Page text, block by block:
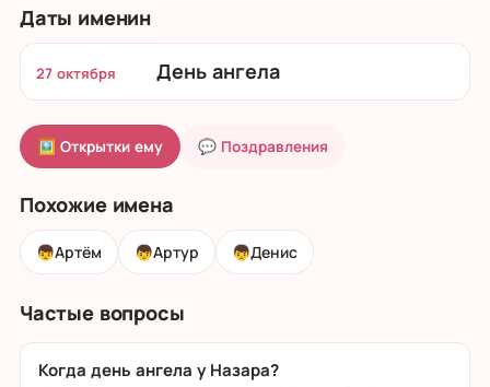
Даты именин
27 октября День ангела
🖼 Открытки ему 💬 Поздравления
Похожие имена
👦Артём 👦Артур 👦Денис
Частые вопросы
Когда день ангела у Назара?